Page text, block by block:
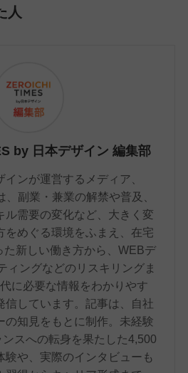
人
by 日本デザイン 編集部
ンが運営するメディア、
副業・兼業の解禁や普及、
ル需要の変化など、大きく変
をめぐる環境をふまえ、在宅
た新しい働き方から、WEBデ
ィングなどのリスキリングま
に必要な情報をわかりやす
信しています。記事は、自社
の知見をもとに制作。未経験
スへの転身を果たした4,500
験や、実際のインタビューも